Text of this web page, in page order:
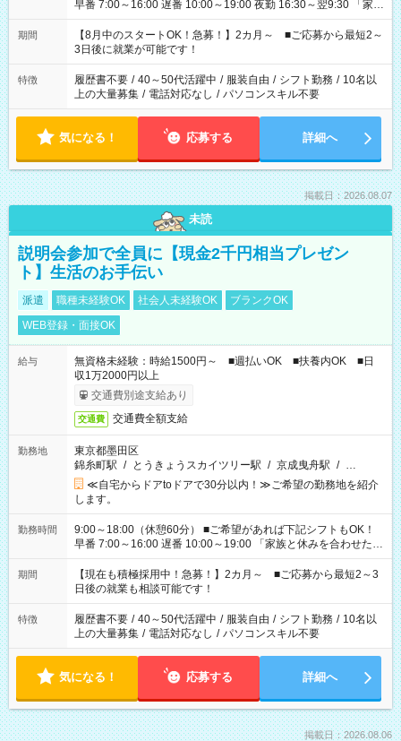
早番 7:00～16:00 遅番 10:00～19:00 夜勤 16:30～翌9:30 「家族
と休みを合わせたい」 「余裕を持って夕飯の準備がしたい」
「できれば残業はしたくない」 など、ご希望を教えてください
ね。 ※Wワーク希望の方へ 今ご覧のお仕事で希望する勤務時間
と、もう1つのお仕事の勤務時間。 合計で週40時間を超える場
合は応募できません。
期間
【8月中のスタートOK！急募！】2カ月～ ■ご応募から最短2～
3日後に就業が可能です！
特徴 履歴書不要 / 40～50代活躍中 / 服装自由 / シフト勤務 / 10名以
上の大量募集 / 電話対応なし / パソコンスキル不要
気になる！ 応募する 詳細へ
掲載日：2026.08.07
未読
説明会参加で全員に【現金2千円相当プレゼン
ト】生活のお手伝い
派遣 職種未経験OK 社会人未経験OK
ブランクOK
WEB登録・面接OK
給与
無資格未経験：時給1500円～ ■週払いOK ■扶養内OK ■日
収1万2000円以上
交通費別途支給あり
交通費 交通費全額支給
勤務地
東京都墨田区
錦糸町駅 / とうきょうスカイツリー駅 / 京成曳舟駅 / …
≪自宅からドアtoドアで30分以内！≫ご希望の勤務地を紹介
します。
勤務時間
9:00～18:00（休憩60分） ■ご希望があれば下記シフトもOK！
早番 7:00～16:00 遅番 10:00～19:00 「家族と休みを合わせた
い」 「余裕を持って夕飯の準備がしたい」 「できれば残業はし
たくない」 など、ご希望を教えてくださいね。 ※Wワーク希望
の方へ 今ご覧のお仕事で希望する勤務時間と、もう1つのお仕事
の勤務時間。 合計で週40時間を超える場合は応募できません。
期間
【現在も積極採用中！急募！】2カ月～ ■ご応募から最短2～3
日後の就業も相談可能です！
特徴 履歴書不要 / 40～50代活躍中 / 服装自由 / シフト勤務 / 10名以
上の大量募集 / 電話対応なし / パソコンスキル不要
気になる！ 応募する 詳細へ
掲載日：2026.08.06